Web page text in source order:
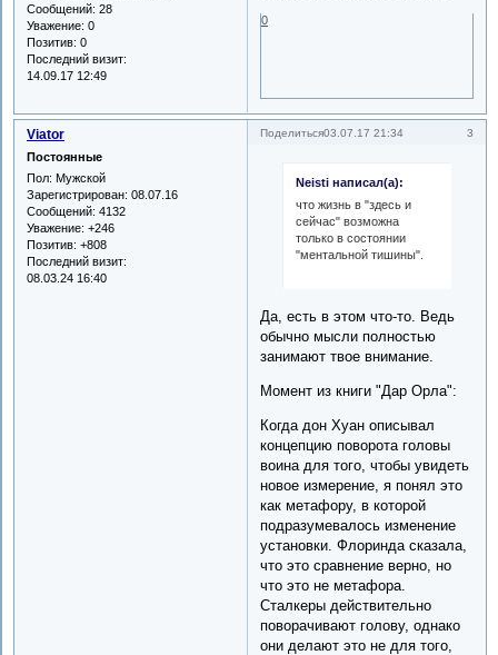
Сообщений: 28
Уважение: 0
Позитив: 0
Последний визит:
14.09.17 12:49
0
Поделиться 3
03.07.17 21:34
Viator
Постоянные
Пол: Мужской
Зарегистрирован: 08.07.16
Сообщений: 4132
Уважение: +246
Позитив: +808
Последний визит:
08.03.24 16:40
Neisti написал(а):
что жизнь в "здесь и
сейчас" возможна
только в состоянии
"ментальной тишины".
Да, есть в этом что-то. Ведь
обычно мысли полностью
занимают твое внимание.
Момент из книги "Дар Орла":
Когда дон Хуан описывал
концепцию поворота головы
воина для того, чтобы увидеть
новое измерение, я понял это
как метафору, в которой
подразумевалось изменение
установки. Флоринда сказала,
что это сравнение верно, но
что это не метафора.
Сталкеры действительно
поворачивают голову, однако
они делают это не для того,